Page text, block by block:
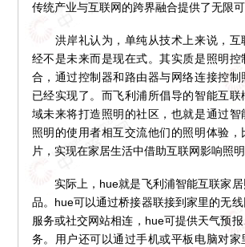
传统产业与互联网的跨界融合提供了无限可
洪岸礼认为，单纯从技术上来说，互
经不是未来而是现在式。其实质是照明控
合，通过控制器和路由器与网络连接控制
已经实现了。而飞利浦所倡导的智能互联
域未来将打造照明的社区，也就是通过智
照明的使用者相互交流他们的照明体验，
片，实现在家居生活中借助互联网影响照明
实际上，hue就是飞利浦智能互联家居
品。hue可以通过桥接器联接到家里的无
服务或社交网站相连，hue可提供天气预
务。用户还可以通过手机或平板电脑对家